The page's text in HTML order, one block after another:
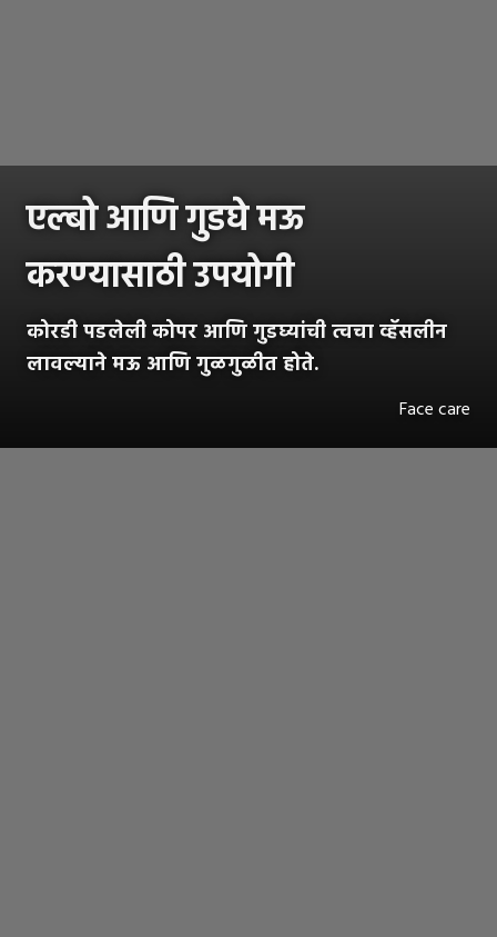
एल्बो आणि गुडघे मऊ
करण्यासाठी उपयोगी
कोरडी पडलेली कोपर आणि गुडघ्यांची त्वचा व्हॅसलीन
लावल्याने मऊ आणि गुळगुळीत होते.
Face care